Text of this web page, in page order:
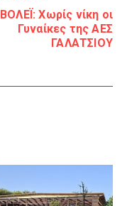
ΒΟΛΕΪ: Χωρίς νίκη οι
Γυναίκες της ΑΕΣ
ΓΑΛΑΤΣΙΟΥ